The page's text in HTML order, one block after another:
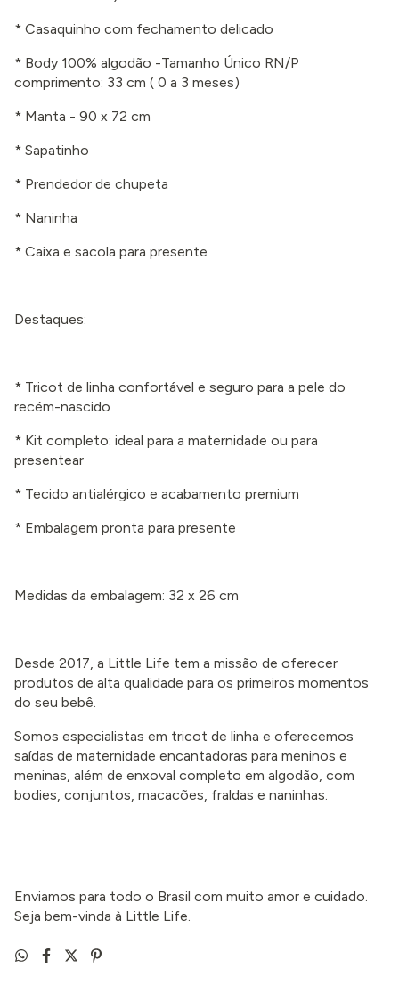
* Casaquinho com fechamento delicado
* Body 100% algodão -Tamanho Único RN/P
comprimento: 33 cm ( 0 a 3 meses)
* Manta - 90 x 72 cm
* Sapatinho
* Prendedor de chupeta
* Naninha
* Caixa e sacola para presente
Destaques:
* Tricot de linha confortável e seguro para a pele do
recém-nascido
* Kit completo: ideal para a maternidade ou para
presentear
* Tecido antialérgico e acabamento premium
* Embalagem pronta para presente
Medidas da embalagem: 32 x 26 cm
Desde 2017, a Little Life tem a missão de oferecer
produtos de alta qualidade para os primeiros momentos
do seu bebê.
Somos especialistas em tricot de linha e oferecemos
saídas de maternidade encantadoras para meninos e
meninas, além de enxoval completo em algodão, com
bodies, conjuntos, macacões, fraldas e naninhas.
Enviamos para todo o Brasil com muito amor e cuidado.
Seja bem-vinda à Little Life.